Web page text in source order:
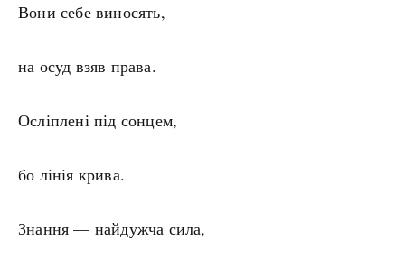
Вони себе виносять,
на осуд взяв права.
Осліплені під сонцем,
бо лінія крива.
Знання — найдужча сила,